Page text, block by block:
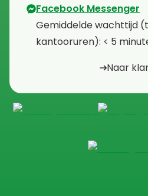
Facebook Messenger
⁠Gemiddelde wachttijd
kantooruren): < 5
Naar